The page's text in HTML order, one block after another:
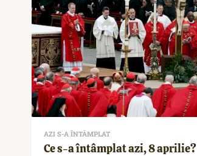
AZI S-A ÎNTÂMPLAT
Ce s-a întâmplat azi, 8 aprilie?